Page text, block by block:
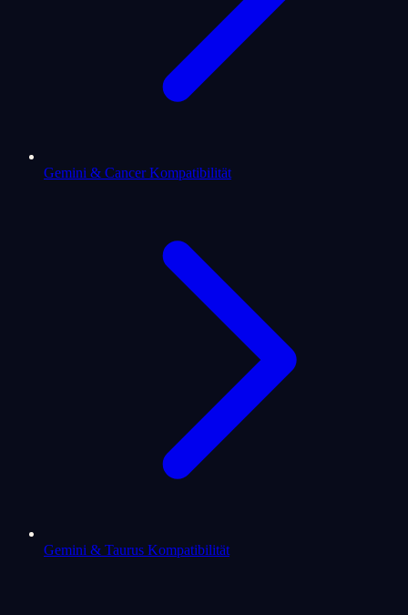
Gemini & Cancer Kompatibilität
Gemini & Taurus Kompatibilität